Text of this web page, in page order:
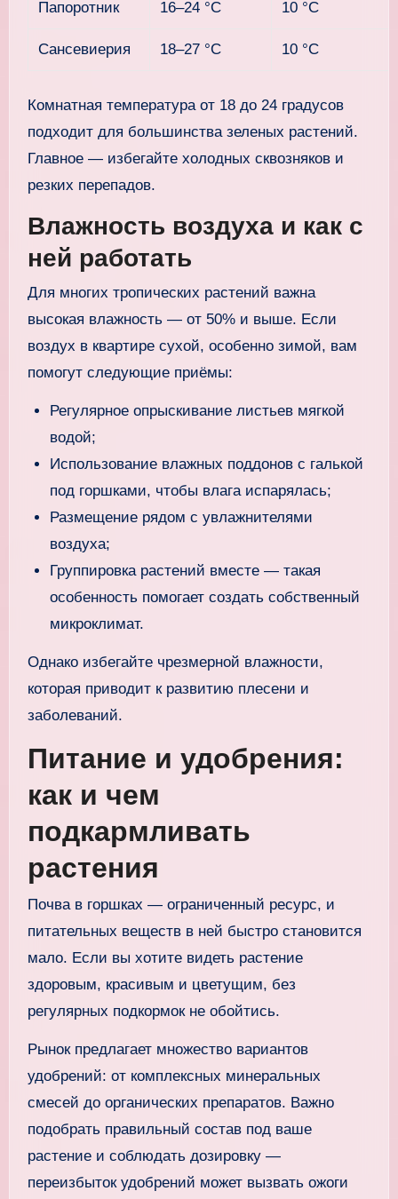
Папоротник 16–24 °C 10 °C
Сансевиерия 18–27 °C 10 °C
Комнатная температура от 18 до 24 градусов
подходит для большинства зеленых растений.
Главное — избегайте холодных сквозняков и
резких перепадов.
Влажность воздуха и как с
ней работать
Для многих тропических растений важна
высокая влажность — от 50% и выше. Если
воздух в квартире сухой, особенно зимой, вам
помогут следующие приёмы:
Регулярное опрыскивание листьев мягкой
водой;
Использование влажных поддонов с галькой
под горшками, чтобы влага испарялась;
Размещение рядом с увлажнителями
воздуха;
Группировка растений вместе — такая
особенность помогает создать собственный
микроклимат.
Однако избегайте чрезмерной влажности,
которая приводит к развитию плесени и
заболеваний.
Питание и удобрения:
как и чем
подкармливать
растения
Почва в горшках — ограниченный ресурс, и
питательных веществ в ней быстро становится
мало. Если вы хотите видеть растение
здоровым, красивым и цветущим, без
регулярных подкормок не обойтись.
Рынок предлагает множество вариантов
удобрений: от комплексных минеральных
смесей до органических препаратов. Важно
подобрать правильный состав под ваше
растение и соблюдать дозировку —
переизбыток удобрений может вызвать ожоги